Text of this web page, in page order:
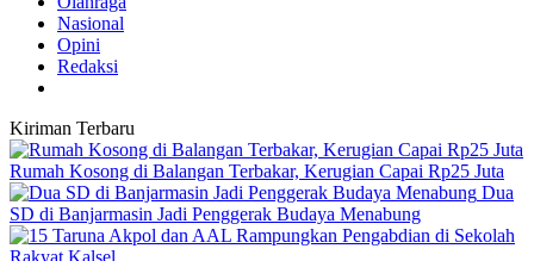
Nasional
Opini
Redaksi
Kiriman Terbaru
Rumah Kosong di Balangan Terbakar, Kerugian Capai Rp25 Juta
Dua
SD di Banjarmasin Jadi Penggerak Budaya Menabung